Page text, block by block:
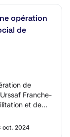
opération
de
de
Franche-
et de
oct. 2024